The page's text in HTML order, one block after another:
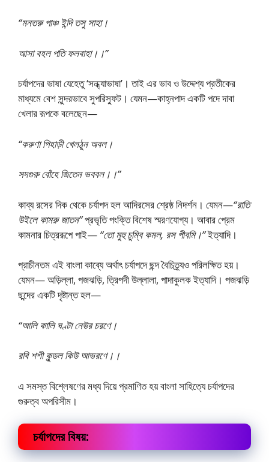
“মনতরু পাঞ্চ ইন্দি তসু সাহা।
আসা বহল পতি ফলবাহা।।”
চর্যাপদের ভাষা যেহেতু ‘সন্ধ্যাভাষা’। তাই এর ভাব ও উদ্দেশ্য প্রতীকের
মাধ্যমে বেশ সুন্দরভাবে সুপরিস্ফুট। যেমন—কাহ্নপাদ একটি পদে দাবা
খেলার রূপকে বলেছেন—
“করুণা পিহাড়ী খেলঠুন অবল।
সদগুরু বোঁহে জিতেন ভববল।।”
কাব্য রসের দিক থেকে চর্যাপদ হল আদিরসের শ্রেষ্ঠ নিদর্শন। যেমন—“রাতি
উইলে কামরু জাতন”প্রভৃতি পংক্তি বিশেষ স্মরণযোগ্য। আবার প্রেম
কামনার চিত্ররূপে পাই— “তো মুহু চুম্বি কমল, রস পীবমি।”ইত্যাদি।
প্রাচীনতম এই বাংলা কাব্যে অর্থাৎ চর্যাপদে ছন্দ বৈচিত্র্যও পরিলক্ষিত হয়।
যেমন— অড়িল্লা, পজঝড়ি, ত্রিপদী উল্লালা, পাদাকুলক ইত্যাদি। পজঝড়ি
ছন্দের একটি দৃষ্টান্ত হল—
“আলি কালি ঘণ্টা নেউর চরণে।
রবি শশী কুন্ডল কিউ আভরণে।।
এ সমস্ত বিশ্লেষণের মধ্য দিয়ে প্রমাণিত হয় বাংলা সাহিত্যে চর্যাপদের
গুরুত্ব অপরিসীম।
চর্যাপদের বিষয়: